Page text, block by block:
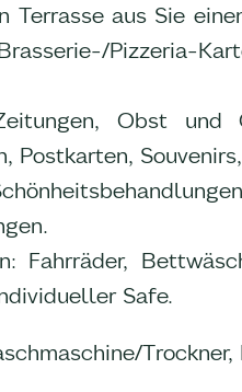
Terrasse aus Sie
Pizzeria-
Obst und
Postkarten,
Fahrräder,
Safe.
Trockner,